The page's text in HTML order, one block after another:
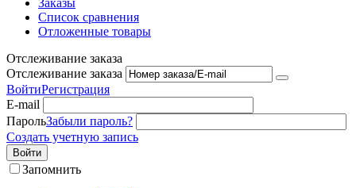
Список сравнения
Отложенные товары
Отслеживание заказа
Отслеживание заказа
ВойтиРегистрация
E-mail
ПарольЗабыли пароль?
Создать учетную запись
Войти
Запомнить